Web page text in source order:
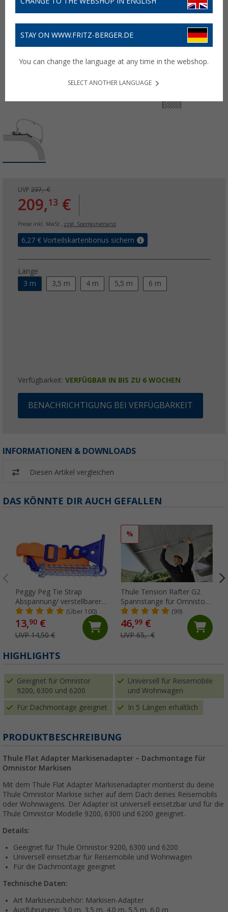
UVP 237,- €
209,13 €
Preise inkl. MwSt., zzgl. Sperrgutversand
6,27 € Vorteilskartenbonus sichern
Länge
3 m
3,5 m 4 m 5,5 m 6 m
Verfügbarkeit: VERFÜGBAR IN BIS ZU 6 WOCHEN
BENACHRICHTIGUNG BEI VERFÜGBARKEIT
INFORMATIONEN & DOWNLOADS
Diesen Artikel vergleichen
DAS KÖNNTE DIR AUCH GEFALLEN
Peggy Peg Tie Strap
Abspannung/ verstellbarer
Markiesenspanngurt(Über 100)
13,90 €
UVP 14,50 €
%
Thule Tension Rafter G2
Spannstange für Omnistor
5200/4900/5003/5002 250
cm
(99)
46,99€
UVP 65,- €
HIGHLIGHTS
Geeignet für Omnistor
9200, 6300 und 6200
Universell für Reisemobile
und Wohnwagen
Für Dachmontage geeignet In 5 Längen erhältlich
PRODUKTBESCHREIBUNG
Thule Flat Adapter Markisenadapter – Dachmontage für
Omnistor Markisen
Mit dem Thule Flat Adapter Markisenadapter montierst du deine
Thule Omnistor Markise sicher auf dem Dach deines Reisemobils
oder Wohnwagens. Der Adapter ist universell einsetzbar und für die
Thule Omnistor Modelle 9200, 6300 und 6200 geeignet.
Details:
Geeignet für Thule Omnistor 9200, 6300 und 6200
Universell einsetzbar für Reisemobile und Wohnwagen
Für die Dachmontage geeignet
Technische Daten:
Art Markisenzubehör: Markisen-Adapter
Ausführungen: 3,0 m, 3,5 m, 4,0 m, 5,5 m, 6,0 m
STAY ON WWW.FRITZ-BERGER.DE
You can change the language at any time in the webshop.
SELECT ANOTHER LANGUAGE